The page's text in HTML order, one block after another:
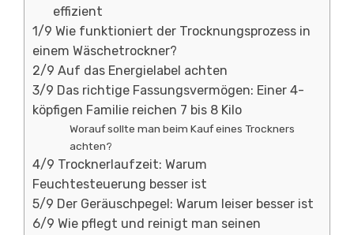
effizient
1/9 Wie funktioniert der Trocknungsprozess in
einem Wäschetrockner?
2/9 Auf das Energielabel achten
3/9 Das richtige Fassungsvermögen: Einer 4-
köpfigen Familie reichen 7 bis 8 Kilo
Worauf sollte man beim Kauf eines Trockners
achten?
4/9 Trocknerlaufzeit: Warum
Feuchtesteuerung besser ist
5/9 Der Geräuschpegel: Warum leiser besser ist
6/9 Wie pflegt und reinigt man seinen